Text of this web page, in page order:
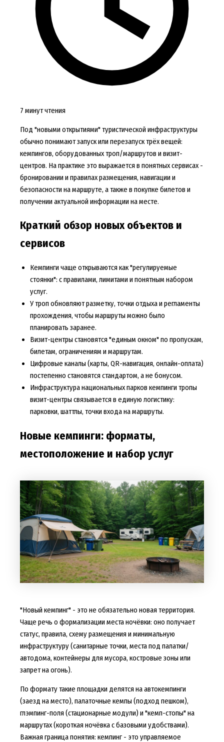
7 минут чтения
Под "новыми открытиями" туристической инфраструктуры
обычно понимают запуск или перезапуск трёх вещей:
кемпингов, оборудованных троп/маршрутов и визит-
центров. На практике это выражается в понятных сервисах -
бронировании и правилах размещения, навигации и
безопасности на маршруте, а также в покупке билетов и
получении актуальной информации на месте.
Краткий обзор новых объектов и
сервисов
Кемпинги чаще открываются как "регулируемые
стоянки": с правилами, лимитами и понятным набором
услуг.
У троп обновляют разметку, точки отдыха и регламенты
прохождения, чтобы маршруты можно было
планировать заранее.
Визит-центры становятся "единым окном" по пропускам,
билетам, ограничениям и маршрутам.
Цифровые каналы (карты, QR-навигация, онлайн-оплата)
постепенно становятся стандартом, а не бонусом.
Инфраструктура национальных парков кемпинги тропы
визит-центры связывается в единую логистику:
парковки, шаттлы, точки входа на маршруты.
Новые кемпинги: форматы,
местоположение и набор услуг
"Новый кемпинг" - это не обязательно новая территория.
Чаще речь о формализации места ночёвки: оно получает
статус, правила, схему размещения и минимальную
инфраструктуру (санитарные точки, места под палатки/
автодома, контейнеры для мусора, костровые зоны или
запрет на огонь).
По формату такие площадки делятся на автокемпинги
(заезд на место), палаточные кемпы (подход пешком),
глэмпинг-поля (стационарные модули) и "кемп-стопы" на
маршрутах (короткая ночёвка с базовыми удобствами).
Важная граница понятия: кемпинг - это управляемое